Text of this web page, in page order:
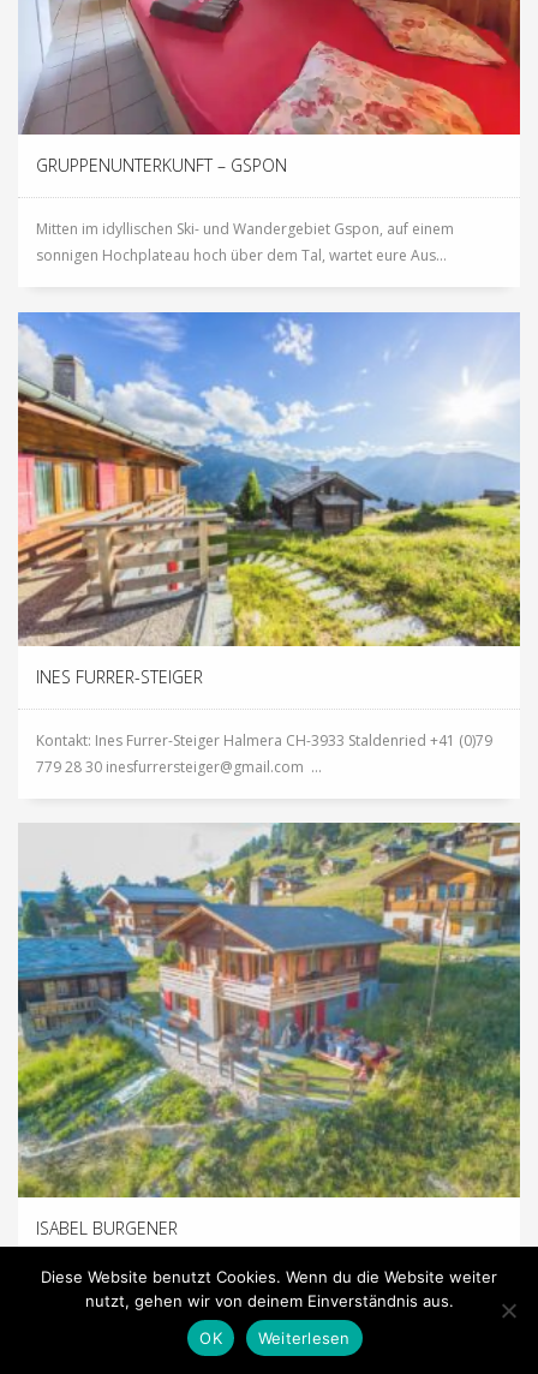
ISABEL BURGENER
Kontakt: Isabel Burgener St. Jodernstrasse 23c CH-3930 Visp +41
(0)78 772 18 57 isabel.burgener@outlook.com ...
GRUPPENUNTERKUNFT – GSPON
Mitten im idyllischen Ski- und Wandergebiet Gspon, auf einem
sonnigen Hochplateau hoch über dem Tal, wartet eure Aus...
INES FURRER-STEIGER
Kontakt: Ines Furrer-Steiger Halmera CH-3933 Staldenried +41 (0)79
779 28 30 inesfurrersteiger@gmail.com ...
Diese Website benutzt Cookies. Wenn du die Website weiter
nutzt, gehen wir von deinem Einverständnis aus.
OK
Weiterlesen